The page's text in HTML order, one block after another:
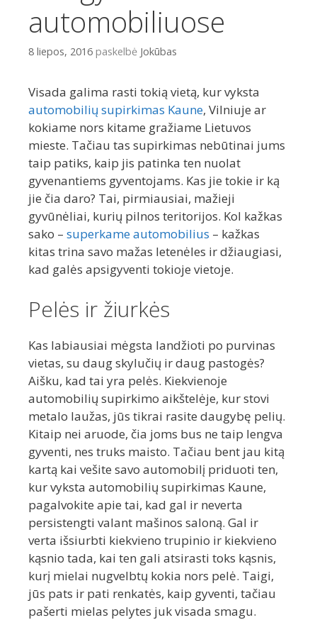
automobiliuose
8 liepos, 2016 paskelbė Jokūbas
Visada galima rasti tokią vietą, kur vyksta
automobilių supirkimas Kaune, Vilniuje ar
kokiame nors kitame gražiame Lietuvos
mieste. Tačiau tas supirkimas nebūtinai jums
taip patiks, kaip jis patinka ten nuolat
gyvenantiems gyventojams. Kas jie tokie ir ką
jie čia daro? Tai, pirmiausiai, mažieji
gyvūnėliai, kurių pilnos teritorijos. Kol kažkas
sako – superkame automobilius – kažkas
kitas trina savo mažas letenėles ir džiaugiasi,
kad galės apsigyventi tokioje vietoje.
Pelės ir žiurkės
Kas labiausiai mėgsta landžioti po purvinas
vietas, su daug skylučių ir daug pastogės?
Aišku, kad tai yra pelės. Kiekvienoje
automobilių supirkimo aikštelėje, kur stovi
metalo laužas, jūs tikrai rasite daugybę pelių.
Kitaip nei aruode, čia joms bus ne taip lengva
gyventi, nes truks maisto. Tačiau bent jau kitą
kartą kai vešite savo automobilį priduoti ten,
kur vyksta automobilių supirkimas Kaune,
pagalvokite apie tai, kad gal ir neverta
persistengti valant mašinos saloną. Gal ir
verta išsiurbti kiekvieno trupinio ir kiekvieno
kąsnio tada, kai ten gali atsirasti toks kąsnis,
kurį mielai nugvelbtų kokia nors pelė. Taigi,
jūs pats ir pati renkatės, kaip gyventi, tačiau
pašerti mielas pelytes juk visada smagu.